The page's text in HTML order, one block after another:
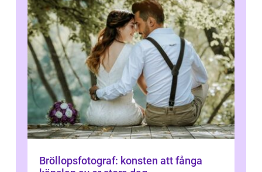
Bröllopsfotograf: konsten att fånga